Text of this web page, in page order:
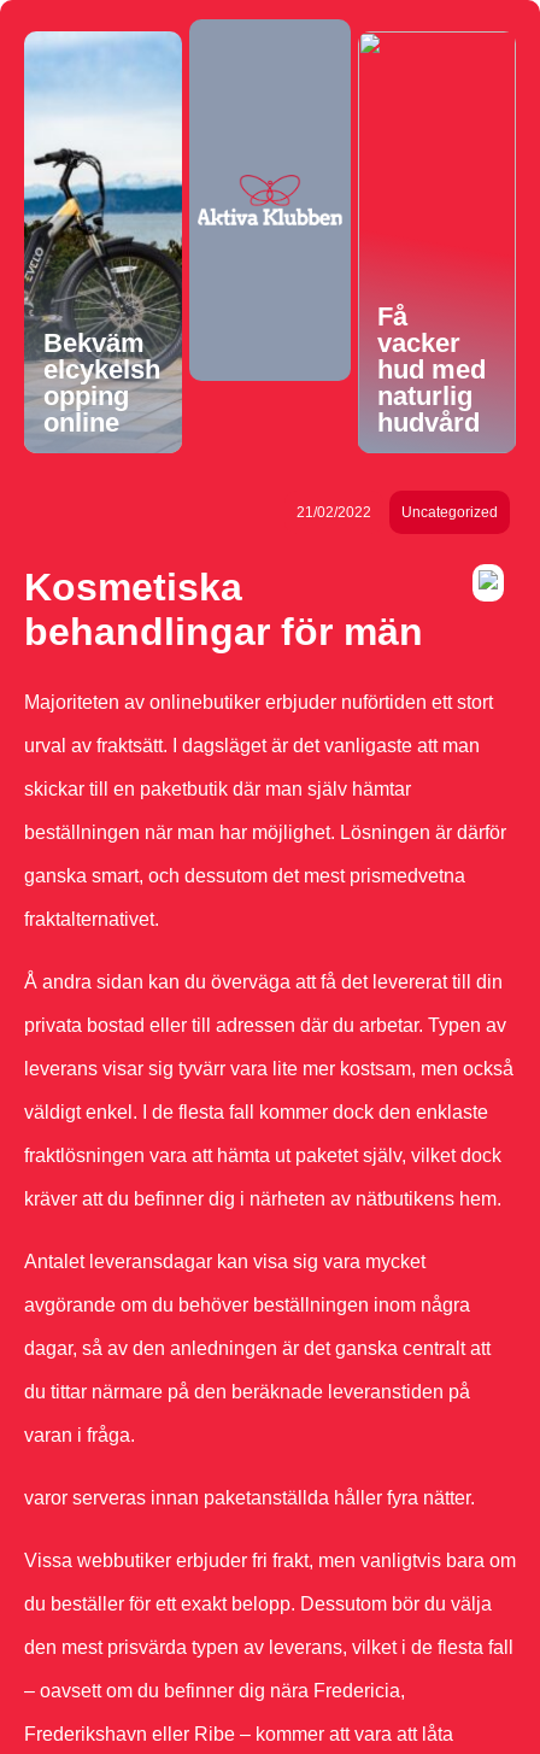
Bekväm
elcykelsh
opping
online
Få
vacker
hud med
naturlig
hudvård
21/02/2022 Uncategorized
Kosmetiska
behandlingar för män
Majoriteten av onlinebutiker erbjuder nuförtiden ett stort
urval av fraktsätt. I dagsläget är det vanligaste att man
skickar till en paketbutik där man själv hämtar
beställningen när man har möjlighet. Lösningen är därför
ganska smart, och dessutom det mest prismedvetna
fraktalternativet.
Å andra sidan kan du överväga att få det levererat till din
privata bostad eller till adressen där du arbetar. Typen av
leverans visar sig tyvärr vara lite mer kostsam, men också
väldigt enkel. I de flesta fall kommer dock den enklaste
fraktlösningen vara att hämta ut paketet själv, vilket dock
kräver att du befinner dig i närheten av nätbutikens hem.
Antalet leveransdagar kan visa sig vara mycket
avgörande om du behöver beställningen inom några
dagar, så av den anledningen är det ganska centralt att
du tittar närmare på den beräknade leveranstiden på
varan i fråga.
varor serveras innan paketanställda håller fyra nätter.
Vissa webbutiker erbjuder fri frakt, men vanligtvis bara om
du beställer för ett exakt belopp. Dessutom bör du välja
den mest prisvärda typen av leverans, vilket i de flesta fall
– oavsett om du befinner dig nära Fredericia,
Frederikshavn eller Ribe – kommer att vara att låta